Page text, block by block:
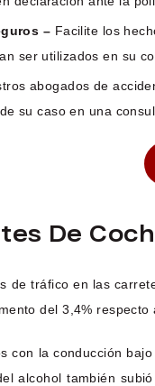
– Facilite los
ser utilizados en su
abogados de
su caso en una
De
de tráfico en las
del 3,4% respecto
con la conducción
alcohol también